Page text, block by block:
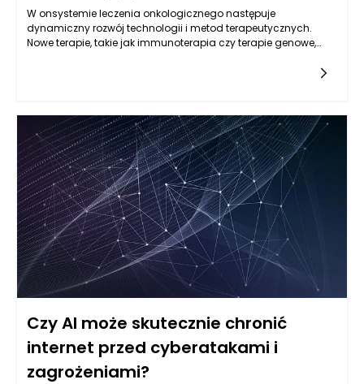
W onsystemie leczenia onkologicznego następuje
dynamiczny rozwój technologii i metod terapeutycznych.
Nowe terapie, takie jak immunoterapia czy terapie genowe,
mogą przyczynić się do ograniczenia skutków ubocznych. Te
modyfikacji genetycznych komórek nowotworowych, co w
efekcie może zmniejszać potrzebę stosowania tradycyjnych
terapii, takich jak chemioterapia. Decyzje podejmowane w
kontekście onkologii w Warszawie często uwzględniają
możliwości podejścia do leczenia, które są bardziej precyzyjne
i zindywidualizowane. Dzięki temu leczenie onkologiczne w
Warszawie staje się bardziej skuteczne, a zarazem mniej
obciążające dla pacjentów. Rozwój wiedzy oraz innowacyjne
podejścia są kluczowe w walce z nowotworami, co pomaga
osiągać lepsze wyniki terapeutyczne przy mniejszych
skutkach ubocznych.
Czy AI może skutecznie chronić
internet przed cyberatakami i
zagrożeniami?